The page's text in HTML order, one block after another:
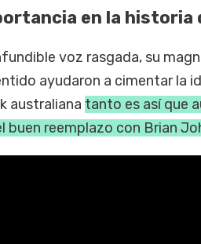
en la historia
voz rasgada, su
ayudaron a cimentar la
australiana tanto es así que
buen reemplazo con Brian